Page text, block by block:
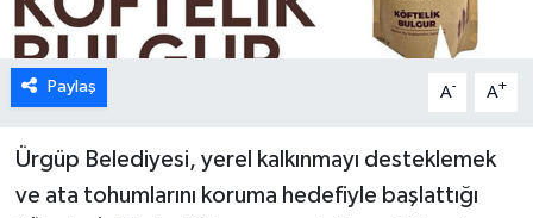
Paylaş A- A+
Ürgüp Belediyesi, yerel kalkınmayı desteklemek
ve ata tohumlarını koruma hedefiyle başlattığı